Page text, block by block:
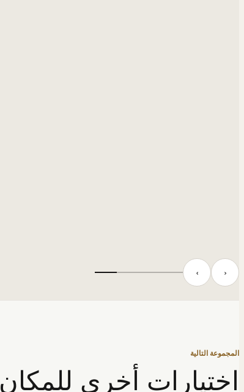
‹ ›
المجموعة التالية
اختيارات أخرى للمكان